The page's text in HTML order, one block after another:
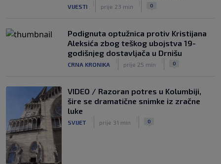
SK prije 6 h
VIJESTI prije 23 min 0
Podignuta optužnica protiv Kristijana
Aleksića zbog teškog ubojstva 19-
godišnjeg dostavljača u Drnišu
CRNA KRONIKA prije 25 min 0
VIDEO / Razoran potres u Kolumbiji,
šire se dramatične snimke iz zračne
luke
SVIJET prije 31 min 0